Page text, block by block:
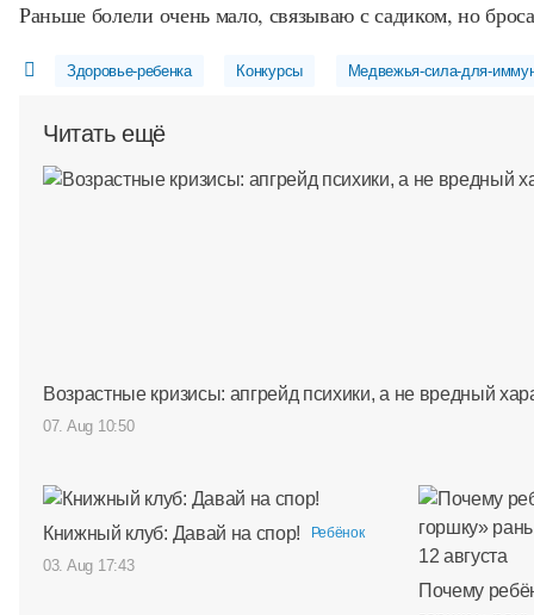
Раньше болели очень мало, связываю с садиком, но
Здоровье-ребенка Конкурсы Медвежья-сила-для-
Читать ещё
Возрастные кризисы: апгрейд психики, а не вредный
07. Aug 10:50
Книжный клуб: Давай на спор! Ребёнок
03. Aug 17:43
Почему